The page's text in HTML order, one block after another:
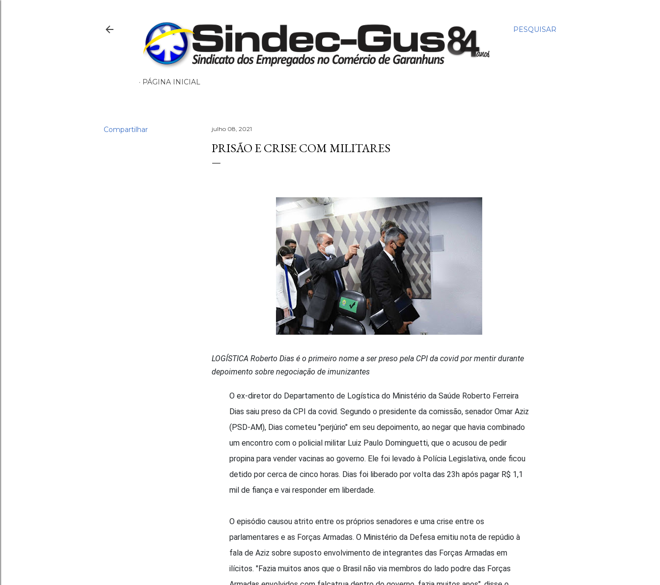
PESQUISAR
PÁGINA INICIAL
Compartilhar julho 08, 2021
PRISÃO E CRISE COM MILITARES
LOGÍSTICA Roberto Dias é o primeiro nome a ser preso pela CPI da covid por mentir durante
depoimento sobre negociação de imunizantes
O ex-diretor do Departamento de Logística do Ministério da Saúde Roberto Ferreira
Dias saiu preso da CPI da covid. Segundo o presidente da comissão, senador Omar Aziz
(PSD-AM), Dias cometeu "perjúrio" em seu depoimento, ao negar que havia combinado
um encontro com o policial militar Luiz Paulo Dominguetti, que o acusou de pedir
propina para vender vacinas ao governo. Ele foi levado à Polícia Legislativa, onde ficou
detido por cerca de cinco horas. Dias foi liberado por volta das 23h após pagar R$ 1,1
mil de fiança e vai responder em liberdade.
O episódio causou atrito entre os próprios senadores e uma crise entre os
parlamentares e as Forças Armadas. O Ministério da Defesa emitiu nota de repúdio à
fala de Aziz sobre suposto envolvimento de integrantes das Forças Armadas em
ilícitos. "Fazia muitos anos que o Brasil não via membros do lado podre das Forças